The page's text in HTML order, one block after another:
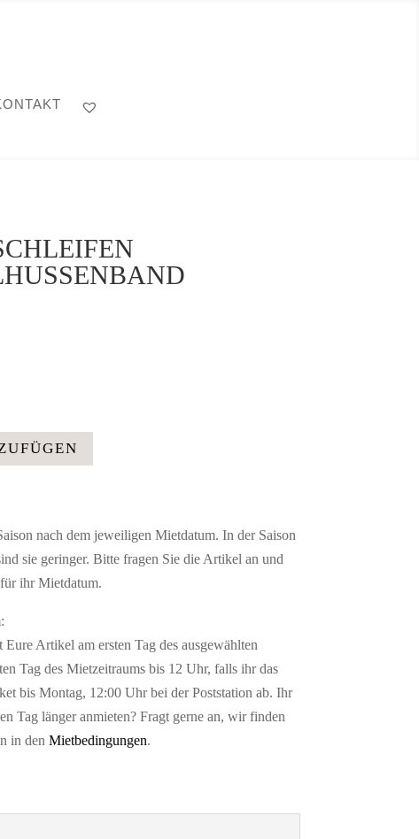
nach dem jeweiligen Mietdatum. In der Saison
sie geringer. Bitte fragen Sie die Artikel an und
ihr Mietdatum.
Artikel am ersten Tag des ausgewählten
Tag des Mietzeitraums bis 12 Uhr, falls ihr das
bis Montag, 12:00 Uhr bei der Poststation ab. Ihr
Tag länger anmieten? Fragt gerne an, wir finden
in denMietbedingungen.